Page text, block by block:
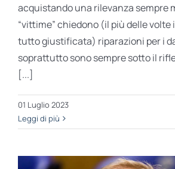
acquistando una rilevanza sempre
“vittime” chiedono (il più delle volte
tutto giustificata) riparazioni per i
soprattutto sono sempre sotto il
[...]
01 Luglio 2023
Leggi di più